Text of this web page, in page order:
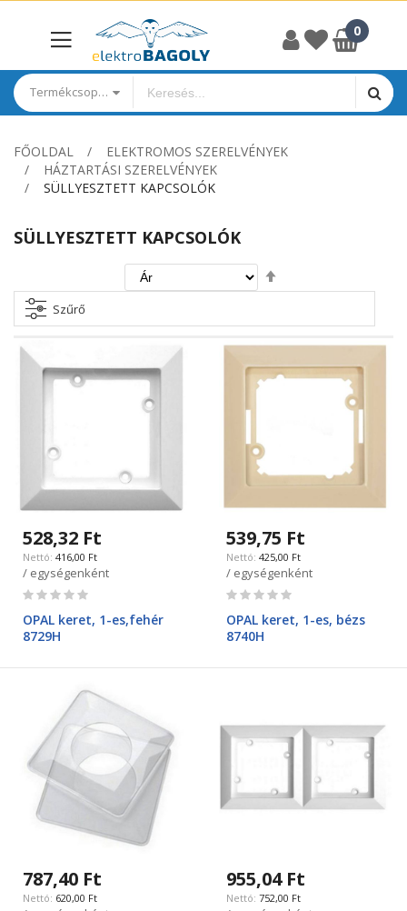
Termékcsoportok
FŐOLDAL
ELEKTROMOS SZERELVÉNYEK
HÁZTARTÁSI SZERELVÉNYEK
SÜLLYESZTETT KAPCSOLÓK
SÜLLYESZTETT KAPCSOLÓK
irány
Szűrő
528,32 Ft
416,00 Ft
/ egységenként
Rating:
OPAL keret, 1-es,fehér
8729H
539,75 Ft
425,00 Ft
/ egységenként
Rating:
OPAL keret, 1-es, bézs
8740H
787,40 Ft
620,00 Ft
955,04 Ft
752,00 Ft